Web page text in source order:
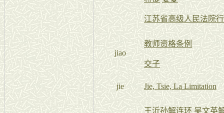
江苏省高级人民法院
jiao
教师资格条例
交子
jie Jie, Tsie, La Limitation
王沂孙解连环 吴文英